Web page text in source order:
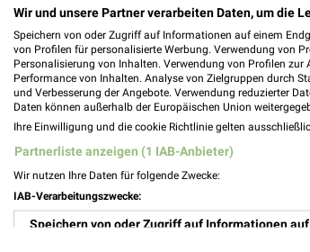
Kleider Müller Filialen &
Kochlöffel Filialen &
KURZ-Elektro-Zentrum
Wir und unsere Partner verarbeiten Daten, um die
Speichern von oder Zugriff auf Informationen auf einem
von Profilen für personalisierte Werbung. Verwendung von
Personalisierung von Inhalten. Verwendung von Profilen
Performance von Inhalten. Analyse von Zielgruppen durch
und Verbesserung der Angebote. Verwendung reduzierter
Daten können außerhalb der Europäischen Union
Ihre Einwilligung und die cookie Richtlinie gelten
Partnerliste anzeigen (1 IAB-Anbieter)
Wir nutzen Ihre Daten für folgende Zwecke:
IAB-Verarbeitungszwecke:
Speichern von oder Zugriff auf Informationen